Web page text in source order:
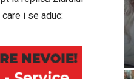
i se aduc: